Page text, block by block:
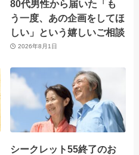
80代男性から届いた「も
う一度、あの企画をしてほ
しい」という嬉しいご相談
2026年8月1日
シークレット55終了のお